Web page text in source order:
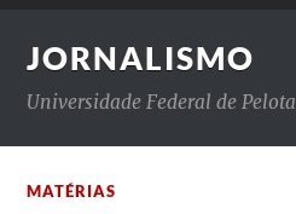
JORNALISMO
Universidade Federal de
MATÉRIAS